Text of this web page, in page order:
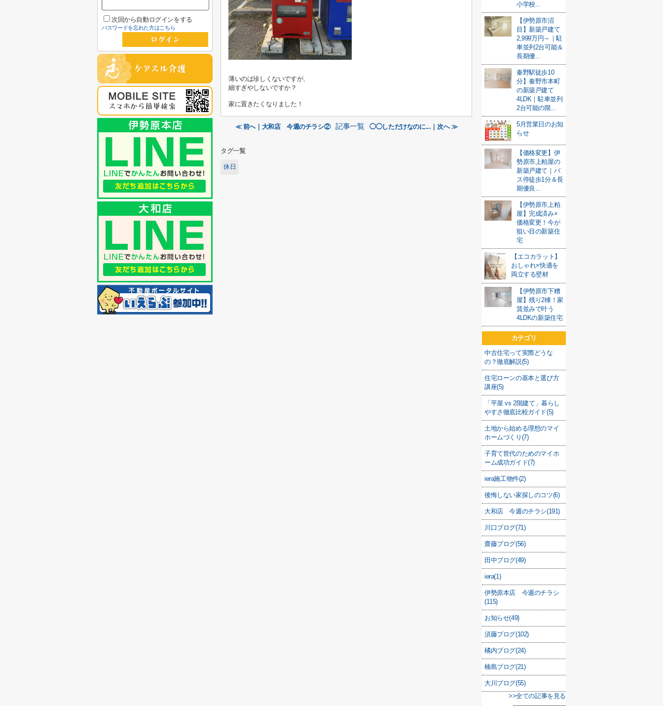
薄いのは珍しくないですが、
細すぎやしないですか？
家に置きたくなりました！
≪ 前へ｜大和店 今週のチラシ② 記事一覧 ◯◯しただけなのに...｜次へ ≫
タグ一覧
休日
小学校...
【伊勢原市沼
目】新築戸建て
2,999万円～｜駐
車並列2台可能＆
長期優...
秦野駅徒歩10
分】秦野市本町
の新築戸建て
4LDK｜駐車並列
2台可能の限...
5月営業日のお知
らせ
【価格変更】伊
勢原市上粕屋の
新築戸建て｜バ
ス停徒歩1分＆長
期優良...
【伊勢原市上粕
屋】完成済み×
価格変更！今が
狙い目の新築住
宅
【エコカラット】
おしゃれ×快適を
両立する壁材
【伊勢原市下糟
屋】残り2棟！家
賃並みで叶う
4LDKの新築住宅
カテゴリ
中古住宅って実際どうな
の？徹底解説(5)
住宅ローンの基本と選び方
講座(5)
「平屋 vs 2階建て」暮らし
やすさ徹底比較ガイド(5)
土地から始める理想のマイ
ホームづくり(7)
子育て世代のためのマイホ
ーム成功ガイド(7)
iera施工物件(2)
後悔しない家探しのコツ(6)
大和店 今週のチラシ(191)
川口ブログ(71)
齋藤ブログ(56)
田中ブログ(49)
iera(1)
伊勢原本店 今週のチラシ
(115)
お知らせ(49)
須藤ブログ(102)
橘内ブログ(24)
楠島ブログ(21)
大川ブログ(55)
>>全ての記事を見る
次回から自動ログインをする
パスワードを忘れた方はこちら